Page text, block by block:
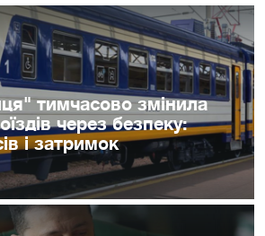
тимчасово змінила
через безпеку:
і затримок